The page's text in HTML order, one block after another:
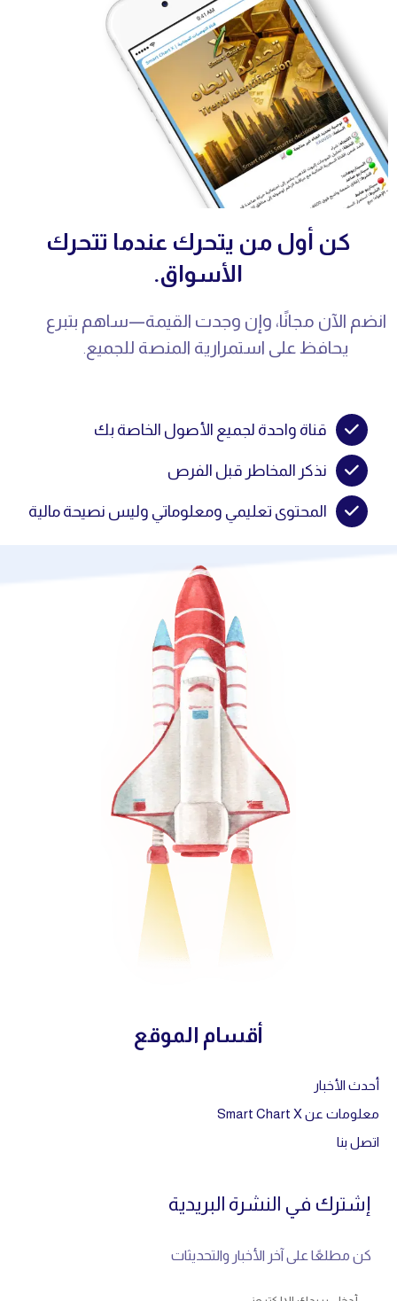
كن أول من يتحرك عندما تتحرك
الأسواق.
انضم الآن مجانًا، وإن وجدت القيمة—ساهم بتبرع
يحافظ على استمرارية المنصة للجميع.
قناة واحدة لجميع الأصول الخاصة بك
نذكر المخاطر قبل الفرص
المحتوى تعليمي ومعلوماتي وليس نصيحة مالية
أقسام الموقع
أحدث الأخبار
معلومات عن Smart Chart X
اتصل بنا
إشترك في النشرة البريدية
كن مطلعًا على آخر الأخبار والتحديثات